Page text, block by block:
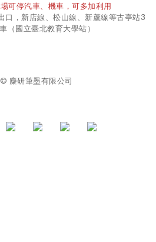
可停汽車、機車，可多加利用
口，新店線、松山線、新蘆線等古亭站3
（國立臺北教育大學站）
麋研筆墨有限公司